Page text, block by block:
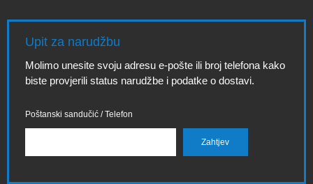
Upit za narudžbu
Molimo unesite svoju adresu e-pošte ili broj telefona kako
biste provjerili status narudžbe i podatke o dostavi.
Poštanski sandučić / Telefon